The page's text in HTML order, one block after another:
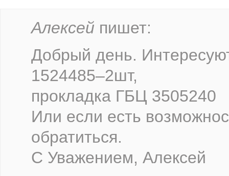
Алексей пишет:
Добрый день.
1524485–2шт,
прокладка ГБЦ 3505240
Или если есть
обратиться.
С Уважением, Алексей